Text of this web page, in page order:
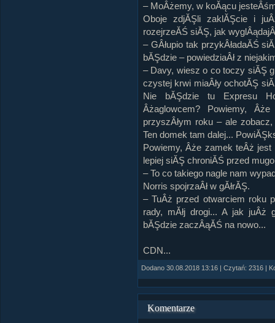
– MoÂżemy, w koĂącu
Oboje zdjĂŞli zaklĂŞcie i
rozejrzeĂŚ siĂŞ, jak
– GÂłupio tak przykÂładaĂŚ
bĂŞdzie – powiedziaÂł z
– Davy, wiesz o co toczy siĂŞ
czystej krwi miaÂły ochotĂŞ
Nie bĂŞdzie tu Expresu
Âżaglowcem? Powiemy,
przyszÂłym roku – ale
Ten domek tam dalej...
Powiemy, Âże zamek teÂż jest
lepiej siĂŞ chroniĂŚ przed
– To co takiego nagle nam
Norris spojrzaÂł w gĂłrĂŞ.
– TuÂż przed otwarciem roku
rady, mĂłj drogi... A jak juÂż
bĂŞdzie zaczÂąĂŚ na nowo...
CDN...
Dodano 30.08.2018 13:16 | Czytań: 2316 |
Komentarze